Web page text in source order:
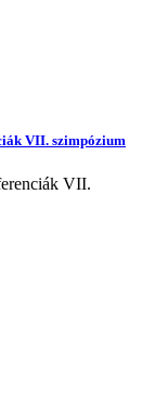
VII. szimpózium
VII.